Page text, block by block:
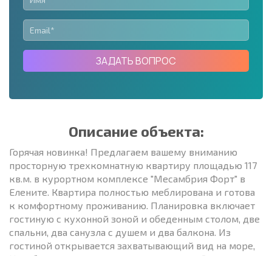
ЗАДАТЬ ВОПРОС
Описание объекта:
Горячая новинка! Предлагаем вашему вниманию
просторную трехкомнатную квартиру площадью 117
кв.м. в курортном комплексе "Месамбрия Форт" в
Елените. Квартира полностью меблирована и готова
к комфортному проживанию. Планировка включает
гостиную с кухонной зоной и обеденным столом, две
спальни, два санузла с душем и два балкона. Из
гостиной открывается захватывающий вид на море,